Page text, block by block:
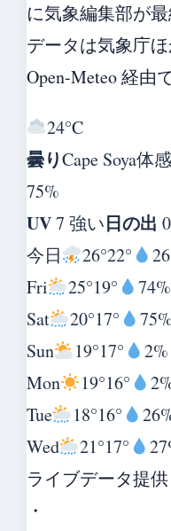
に気象編集部が最
データは気象庁
Open-Meteo 経由
24°C
曇りCape Soya体
75%
UV7 強い日の出
今日
26°22°
Fri
25°19°
74%
Sat
20°17°
75%
Sun
19°17°
2%
Mon
19°16°
Tue
18°16°
Wed
21°17°
ライブデータ提供
・